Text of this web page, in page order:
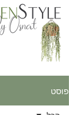
פוסט